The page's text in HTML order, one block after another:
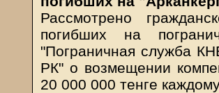
Рассмотрено
погибших на
"Пограничная служба
РК" о возмещении
20 000 000 тенге